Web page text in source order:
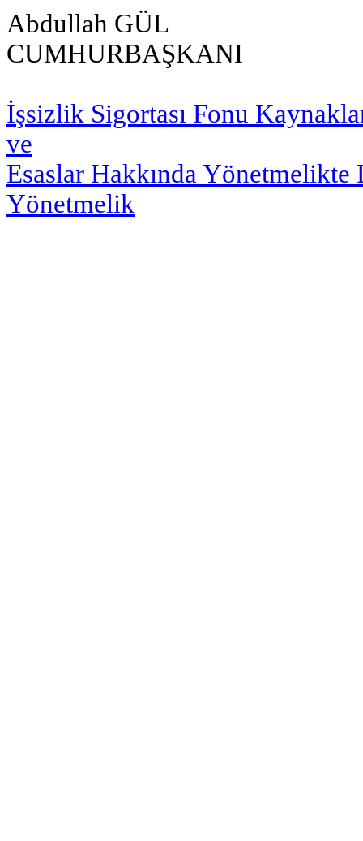
Abdullah GÜL
CUMHURBAŞKANI
İşsizlik Sigortası Fonu
ve
Esaslar Hakkında Yönetmelikte
Yönetmelik